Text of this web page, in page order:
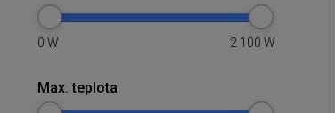
0 W 2 100 W
Max. teplota